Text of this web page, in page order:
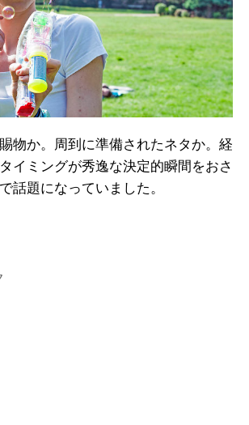
物か。周到に準備されたネタか。経
イミングが秀逸な決定的瞬間をおさ
話題になっていました。